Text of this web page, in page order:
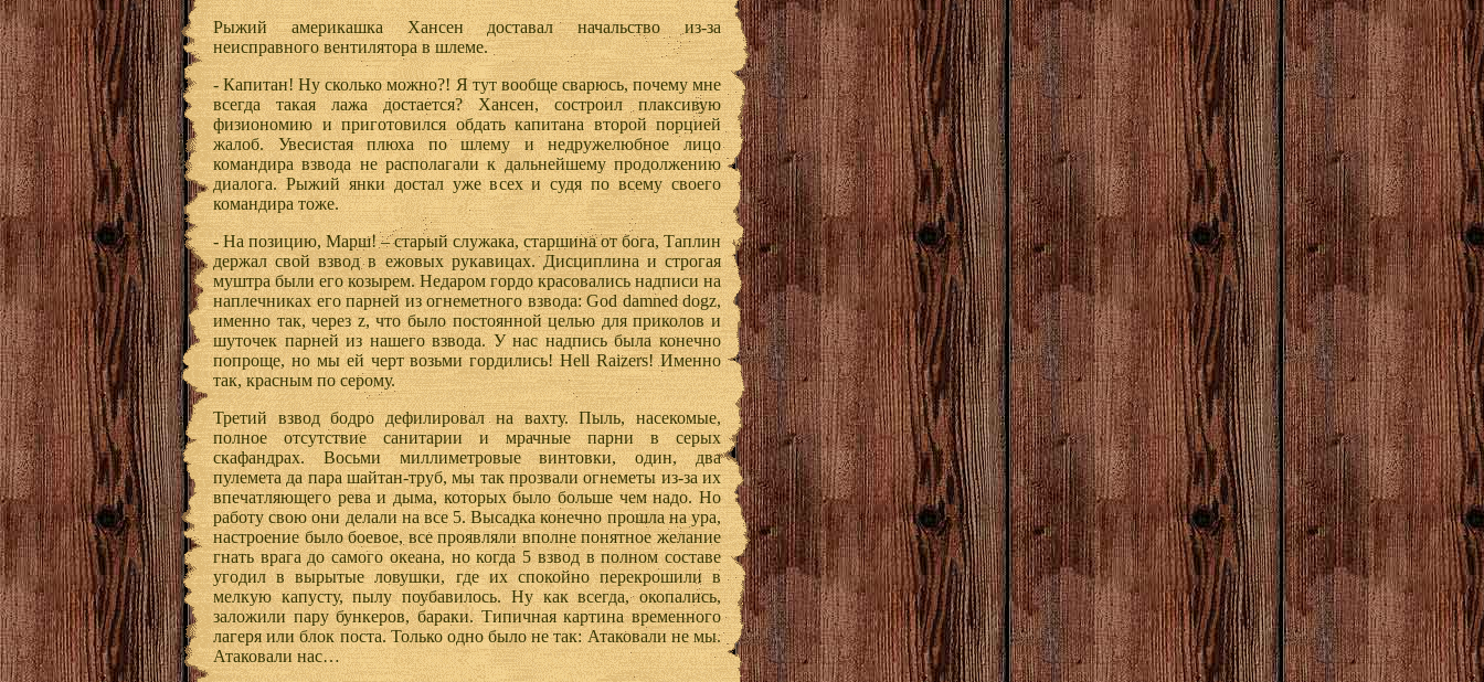
Рыжий америкашка Хансен доставал начальство из-за
неисправного вентилятора в шлеме.
- Капитан! Ну сколько можно?! Я тут вообще сварюсь, почему мне
всегда такая лажа достается? Хансен, состроил плаксивую
физиономию и приготовился обдать капитана второй порцией
жалоб. Увесистая плюха по шлему и недружелюбное лицо
командира взвода не располагали к дальнейшему продолжению
диалога. Рыжий янки достал уже всех и судя по всему своего
командира тоже.
- На позицию, Марш! – старый служака, старшина от бога, Таплин
держал свой взвод в ежовых рукавицах. Дисциплина и строгая
муштра были его козырем. Недаром гордо красовались надписи на
наплечниках его парней из огнеметного взвода: God damned dogz,
именно так, через z, что было постоянной целью для приколов и
шуточек парней из нашего взвода. У нас надпись была конечно
попроще, но мы ей черт возьми гордились! Hell Raizers! Именно
так, красным по серому.
Третий взвод бодро дефилировал на вахту. Пыль, насекомые,
полное отсутствие санитарии и мрачные парни в серых
скафандрах. Восьми миллиметровые винтовки, один, два
пулемета да пара шайтан-труб, мы так прозвали огнеметы из-за их
впечатляющего рева и дыма, которых было больше чем надо. Но
работу свою они делали на все 5. Высадка конечно прошла на ура,
настроение было боевое, все проявляли вполне понятное желание
гнать врага до самого океана, но когда 5 взвод в полном составе
угодил в вырытые ловушки, где их спокойно перекрошили в
мелкую капусту, пылу поубавилось. Ну как всегда, окопались,
заложили пару бункеров, бараки. Типичная картина временного
лагеря или блок поста. Только одно было не так: Атаковали не мы.
Атаковали нас…